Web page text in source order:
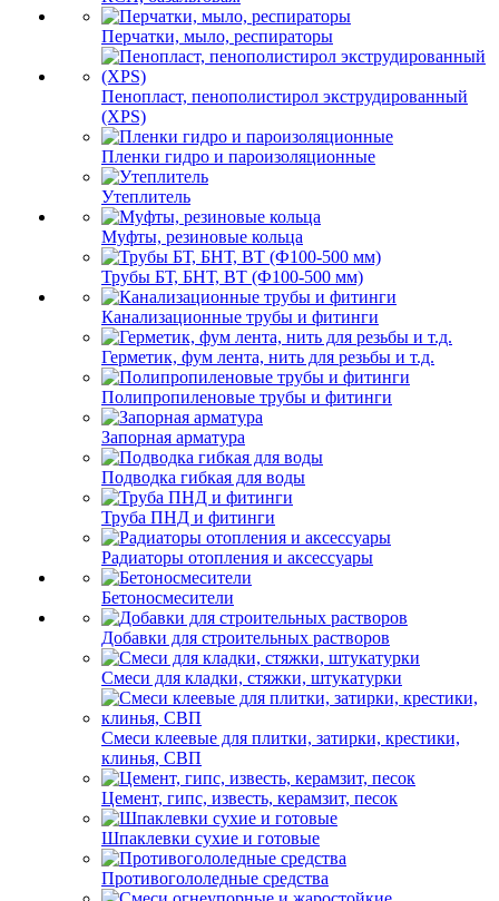
Перчатки, мыло, респираторы
Пенопласт, пенополистирол экструдированный
(XPS)
Пленки гидро и пароизоляционные
Утеплитель
Муфты, резиновые кольца
Трубы БТ, БНТ, ВТ (Ф100-500 мм)
Канализационные трубы и фитинги
Герметик, фум лента, нить для резьбы и т.д.
Полипропиленовые трубы и фитинги
Запорная арматура
Подводка гибкая для воды
Труба ПНД и фитинги
Радиаторы отопления и аксессуары
Бетоносмесители
Добавки для строительных растворов
Смеси для кладки, стяжки, штукатурки
Смеси клеевые для плитки, затирки, крестики,
клинья, СВП
Цемент, гипс, известь, керамзит, песок
Шпаклевки сухие и готовые
Противогололедные средства